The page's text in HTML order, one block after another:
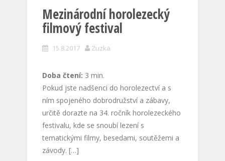
Mezinárodní horolezecký
filmový festival
15.8.2017 Zuzka
Doba čtení: 3 min.
Pokud jste nadšenci do horolezectví a s
ním spojeného dobrodružství a zábavy,
určitě dorazte na 34. ročník horolezeckého
festivalu, kde se snoubí lezení s
tematickými filmy, besedami, soutěžemi a
závody. […]